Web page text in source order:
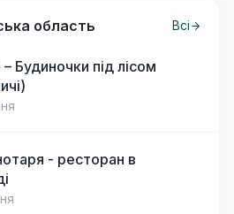
область Всі
Будиночки під лісом
- ресторан в